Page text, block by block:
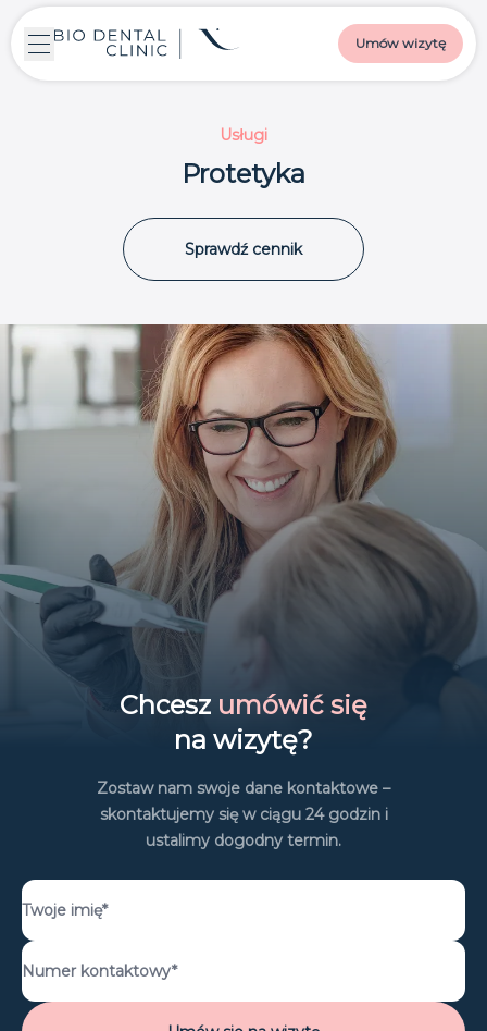
Umów wizytę
Usługi
Protetyka
Sprawdź cennik
Chcesz umówić się
na wizytę?
Zostaw nam swoje dane kontaktowe –
skontaktujemy się w ciągu 24 godzin i
ustalimy dogodny termin.